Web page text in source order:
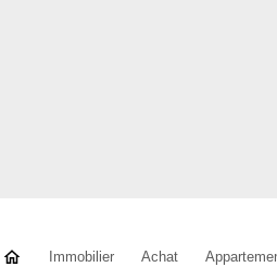
Immobilier Achat